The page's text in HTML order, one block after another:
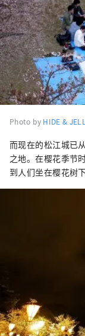
Photo by HIDE &
而现在的松江城已
之地。在樱花季节
到人们坐在樱花树